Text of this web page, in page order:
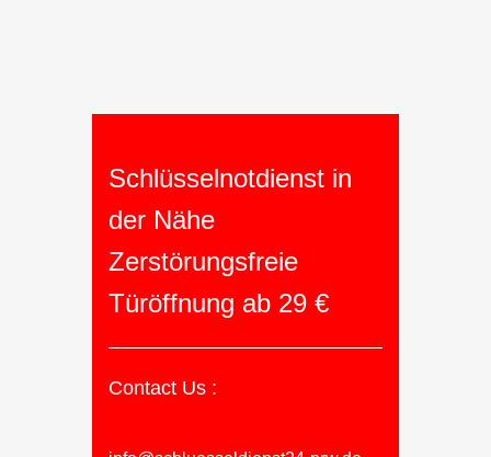
Schlüsselnotdienst in
der Nähe
Zerstörungsfreie
Türöffnung ab 29 €
Contact Us :